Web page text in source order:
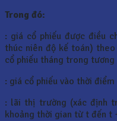
Trong đó:
: giá cổ phiếu được điều
thúc niên độ kế toán)
cổ phiếu tháng trong tương
: giá cổ phiếu vào thời
: lãi thị trường (xác định
khoảng thời gian từ t đến t